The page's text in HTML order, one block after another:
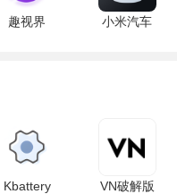
作，整合了市场上大量
不同房源信息。
趣视界
小米汽车
Kbattery
VN破解版